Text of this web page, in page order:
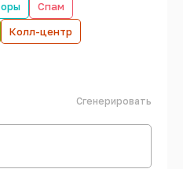
Спам
Колл-центр
Сгенерировать